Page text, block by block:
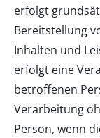
erfolgt
Bereitstellung
Inhalten und
erfolgt eine
betroffenen
Verarbeitung
Person, wenn